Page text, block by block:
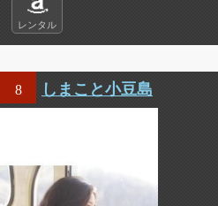
レンタル
8 しまこと小豆島